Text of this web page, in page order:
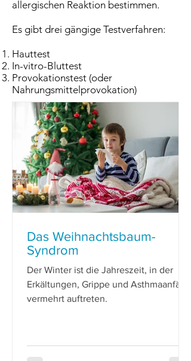
allergischen Reaktion bestimmen.
Es gibt drei gängige Testverfahren:
Hauttest
In-vitro-Bluttest
Provokationstest (oder
Nahrungsmittelprovokation)
Das Weihnachtsbaum-
Syndrom
Der Winter ist die Jahreszeit, in der
Erkältungen, Grippe und Asthmaanfälle
vermehrt auftreten.